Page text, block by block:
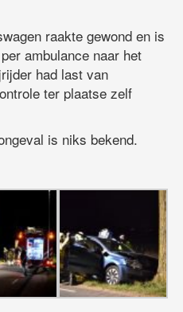
raakte gewond en is
ambulance naar het
had last van
ter plaatse zelf
is niks bekend.